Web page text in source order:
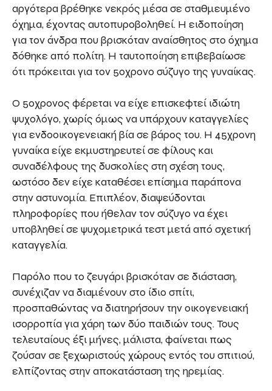
αργότερα βρέθηκε νεκρός μέσα σε σταθμευμένο
όχημα, έχοντας αυτοπυροβοληθεί. Η ειδοποίηση
για τον άνδρα που βρισκόταν αναίσθητος στο όχημα
δόθηκε από πολίτη. Η ταυτοποίηση επιβεβαίωσε
ότι πρόκειται για τον 50χρονο σύζυγο της γυναίκας.
Ο 50χρονος φέρεται να είχε επισκεφτεί ιδιώτη
ψυχολόγο, χωρίς όμως να υπάρχουν καταγγελίες
για ενδοοικογενειακή βία σε βάρος του. Η 45χρονη
γυναίκα είχε εκμυστηρευτεί σε φίλους και
συναδέλφους της δυσκολίες στη σχέση τους,
ωστόσο δεν είχε καταθέσει επίσημα παράπονα
στην αστυνομία. Επιπλέον, διαψεύδονται
πληροφορίες που ήθελαν τον σύζυγο να έχει
υποβληθεί σε ψυχομετρικά τεστ μετά από σχετική
καταγγελία.
Παρόλο που το ζευγάρι βρισκόταν σε διάσταση,
συνέχιζαν να διαμένουν στο ίδιο σπίτι,
προσπαθώντας να διατηρήσουν την οικογενειακή
ισορροπία για χάρη των δύο παιδιών τους. Τους
τελευταίους έξι μήνες, μάλιστα, φαίνεται πως
ζούσαν σε ξεχωριστούς χώρους εντός του σπιτιού,
ελπίζοντας στην αποκατάσταση της ηρεμίας.